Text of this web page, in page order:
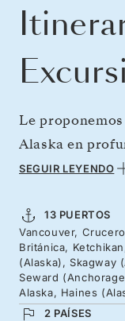
Le
Alaska en
Adéntrese en
semana;
glaciar
Norteamérica—
salvaje de la
encuentros
SEGUIR LEYENDO
13 PUERTOS
Vancouver,
Británica,
(Alaska), Skagway
Seward
Alaska, Haines
2 PAÍSES